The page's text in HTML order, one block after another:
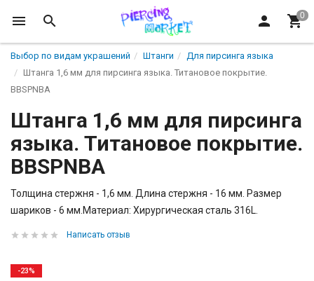
Выбор по видам украшений Штанги
Для пирсинга языка
Штанга 1,6 мм для пирсинга языка. Титановое покрытие.
BBSPNBA
Штанга 1,6 мм для пирсинга
языка. Титановое покрытие.
BBSPNBA
Толщина стержня - 1,6 мм. Длина стержня - 16 мм. Размер
шариков - 6 мм.Материал: Хирургическая сталь 316L.
Написать отзыв
-23%